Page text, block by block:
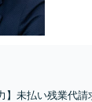
】未払い残業代